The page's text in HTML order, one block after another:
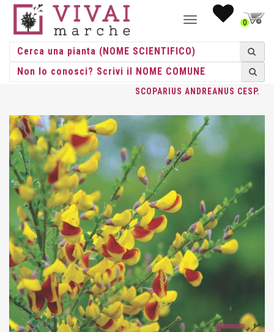
NAVIGAZIONE0
HOME/CESPUGLI/CESPUGLI VASO/ CYTISUS / CYTISUS
SCOPARIUS ANDREANUS CESP.